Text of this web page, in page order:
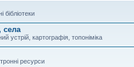
бібліотеки
села
устрій, картографія, топоніміка
ресурси